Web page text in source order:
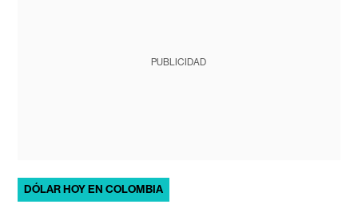
PUBLICIDAD
DÓLAR HOY EN COLOMBIA